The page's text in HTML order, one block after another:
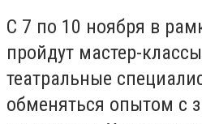
С 7 по 10 ноября в
пройдут мастер-
театральные
обменяться опытом с